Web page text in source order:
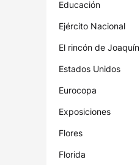
Educación
Ejército Nacional
El rincón de Joaquín
Estados Unidos
Eurocopa
Exposiciones
Flores
Florida